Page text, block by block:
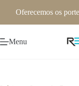
Oferecemos os
Menu